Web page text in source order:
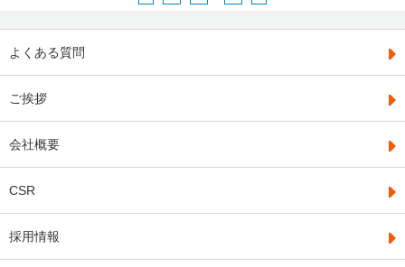
よくある質問
ご挨拶
会社概要
CSR
採用情報